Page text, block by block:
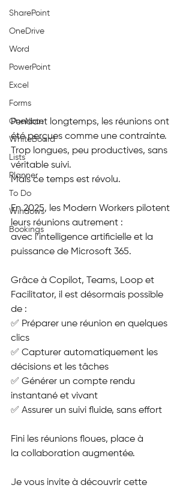
SharePoint
OneDrive
Word
PowerPoint
Excel
Forms
OneNote
WhiteBoard
Lists
Planner
To Do
Windows
Bookings
Pendant longtemps, les réunions ont
été perçues comme une contrainte.
Trop longues, peu productives, sans
véritable suivi.
Mais ce temps est révolu.
En 2025, les Modern Workers pilotent
leurs réunions autrement :
avec l’intelligence artificielle et la
puissance de Microsoft 365.
Grâce à Copilot, Teams, Loop et
Facilitator, il est désormais possible
de :
✅ Préparer une réunion en quelques
clics
✅ Capturer automatiquement les
décisions et les tâches
✅ Générer un compte rendu
instantané et vivant
✅ Assurer un suivi fluide, sans effort
Fini les réunions floues, place à
la collaboration augmentée.
Je vous invite à découvrir cette